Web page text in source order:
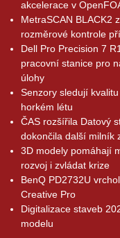
akcelerace v
MetraSCAN BLACK2
rozměrové kontrole
Dell Pro Precision 7
pracovní stanice pro
úlohy
Senzory sledují
horkém létu
ČAS rozšířila Datový
dokončila další milník
3D modely pomáhají
rozvoj i zvládat krize
BenQ PD2732U
Creative Pro
Digitalizace staveb
modelu